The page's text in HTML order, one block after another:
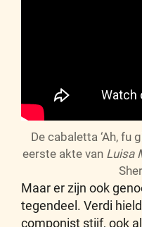
De cabaletta ‘Ah, fu
eerste akte van Luisa
Maar er zijn ook
tegendeel. Verdi
componist stijf, ook